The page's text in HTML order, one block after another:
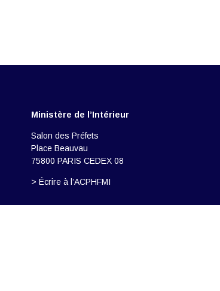
Ministère de l’Intérieur
Salon des Préfets
Place Beauvau
75800 PARIS CEDEX 08
> Écrire à l’ACPHFMI